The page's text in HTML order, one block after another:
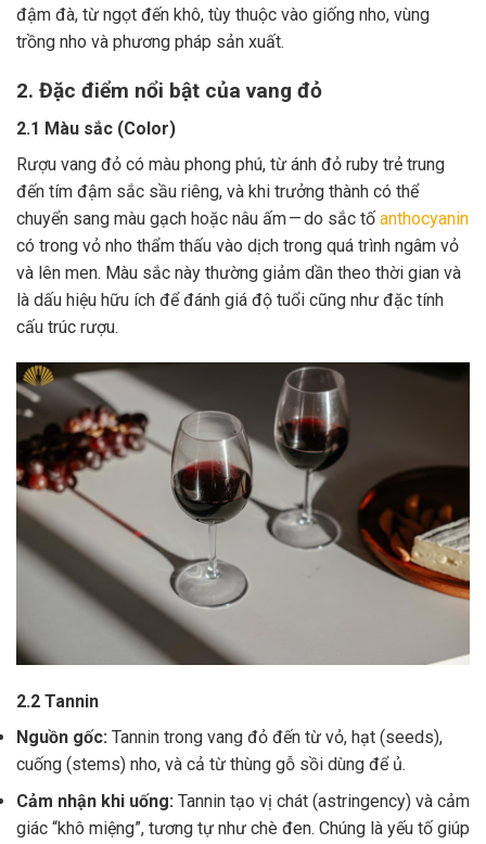
đậm đà, từ ngọt đến khô, tùy thuộc vào giống nho, vùng
trồng nho và phương pháp sản xuất.
2. Đặc điểm nổi bật của vang đỏ
2.1 Màu sắc (Color)
Rượu vang đỏ có màu phong phú, từ ánh đỏ ruby trẻ trung
đến tím đậm sắc sầu riêng, và khi trưởng thành có thể
chuyển sang màu gạch hoặc nâu ấm — do sắc tố anthocyanin
có trong vỏ nho thẩm thấu vào dịch trong quá trình ngâm vỏ
và lên men. Màu sắc này thường giảm dần theo thời gian và
là dấu hiệu hữu ích để đánh giá độ tuổi cũng như đặc tính
cấu trúc rượu.
2.2 Tannin
Nguồn gốc: Tannin trong vang đỏ đến từ vỏ, hạt (seeds),
cuống (stems) nho, và cả từ thùng gỗ sồi dùng để ủ.
Cảm nhận khi uống: Tannin tạo vị chát (astringency) và cảm
giác “khô miệng”, tương tự như chè đen. Chúng là yếu tố giúp